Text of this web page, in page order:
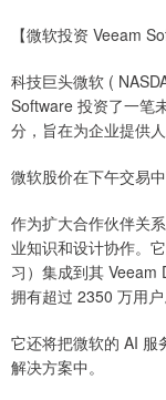
【微软投资 Veeam
科技巨头微软 (
Software 投资了一笔
分，旨在为企业提供
微软股价在下午交易中
作为扩大合作伙伴关
业知识和设计协作。
习）集成到其
拥有超过 2350 万用户
它还将把微软的 AI 服
解决方案中。